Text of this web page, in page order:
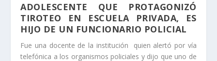
ADOLESCENTE QUE PROTAGONIZÓ
TIROTEO EN ESCUELA PRIVADA, ES
HIJO DE UN FUNCIONARIO POLICIAL
Fue una docente de la institución quien alertó por vía
telefónica a los organismos policiales y dijo que uno de